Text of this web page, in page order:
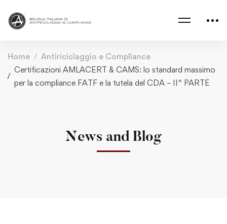
Home
Antiriciclaggio e Compliance
Certificazioni AMLACERT & CAMS: lo standard massimo
per la compliance FATF e la tutela del CDA – II^ PARTE
News and Blog